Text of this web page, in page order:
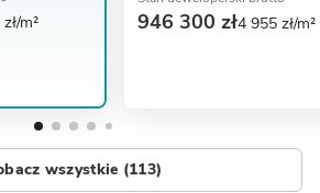
m² 946 300 zł4 955 zł/m²
wszystkie (113)